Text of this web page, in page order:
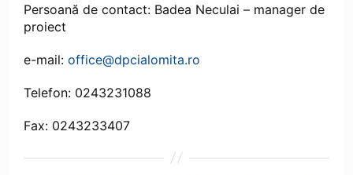
Persoană de contact: Badea Neculai – manager de
proiect
e-mail: office@dpcialomita.ro
Telefon: 0243231088
Fax: 0243233407